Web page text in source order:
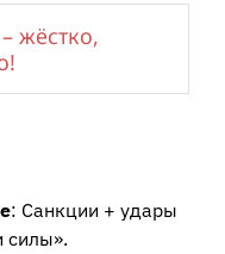
жёстко,
: Санкции + удары
силы».